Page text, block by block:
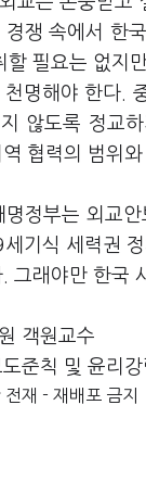
쟁 속에서 한
할 필요는 없지
명해야 한다.
않도록 정교
협력의 범위
정부는 외교안
기식 세력권
그래야만 한국
객원교수
준칙 및 윤리
재 - 재배포 금지